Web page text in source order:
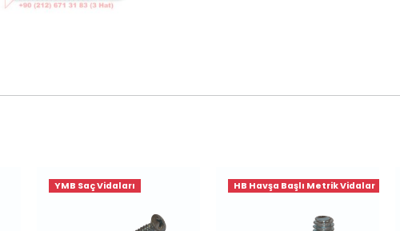
YMB Saç Vidaları HB Havşa Başlı Metrik Vidalar